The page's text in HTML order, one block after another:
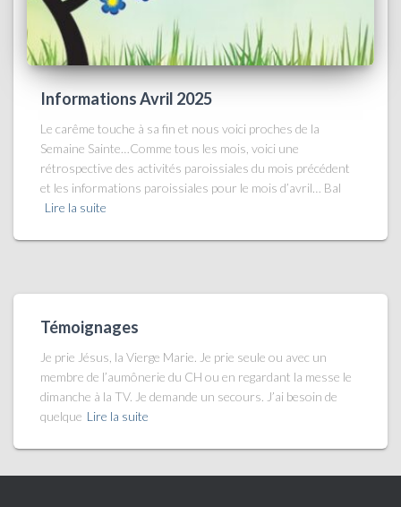
Informations Avril 2025
Le carême touche à sa fin et nous voici proches de la
Semaine Sainte…Comme tous les mois, voici une
rétrospective des activités paroissiales du mois précédent
et les informations paroissiales pour le mois d’avril… Bal
Lire la suite
Témoignages
Je prie Jésus, la Vierge Marie. Je prie seule ou avec un
membre de l’aumônerie du CH ou en regardant la messe le
dimanche à la TV. Je demande un secours. J’ai besoin de
quelque Lire la suite